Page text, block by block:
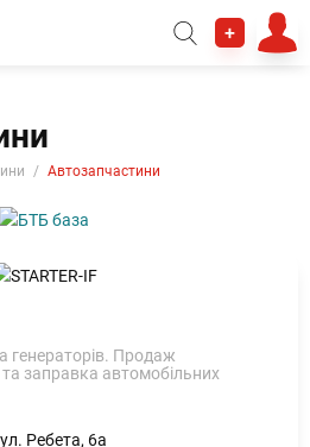
+
Автозапчастини
генераторів. Продаж
заправка автомобільних
Ребета, 6а